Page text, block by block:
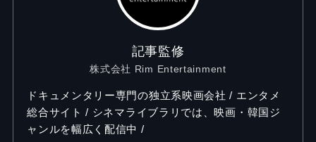
記事監修
株式会社 Rim Entertainment
ドキュメンタリー専門の独立系映画会社 / エンタメ
総合サイト / シネマライブラリでは、映画・韓国ジ
ャンルを幅広く配信中 /